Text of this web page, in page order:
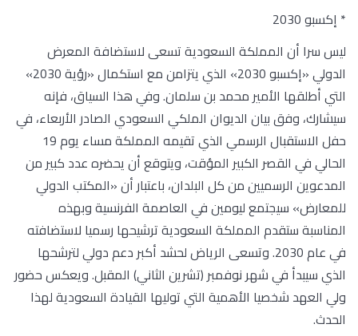
* إكسبو 2030
ليس سرا أن المملكة السعودية تسعى لاستضافة المعرض
الدولي «إكسبو 2030» الذي يتزامن مع استكمال «رؤية 2030»
التي أطلقها الأمير محمد بن سلمان. وفي هذا السياق، فإنه
سيشارك، وفق بيان الديوان الملكي السعودي الصادر الأربعاء، في
حفل الاستقبال الرسمي الذي تقيمه المملكة مساء يوم 19
الحالي في القصر الكبير المؤقت، ويتوقع أن يحضره عدد كبير من
المدعوين الرسميين من كل البلدان، باعتبار أن «المكتب الدولي
للمعارض» سيجتمع ليومين في العاصمة الفرنسية وبهذه
المناسبة ستقدم المملكة السعودية ترشيحها رسميا لاستضافته
في عام 2030. وتسعى الرياض لحشد أكبر دعم دولي لترشحها
الذي سيبدأ في شهر نوفمبر (تشرين الثاني) المقبل. ويعكس حضور
ولي العهد شخصيا الأهمية التي توليها القيادة السعودية لهذا
الحدث.